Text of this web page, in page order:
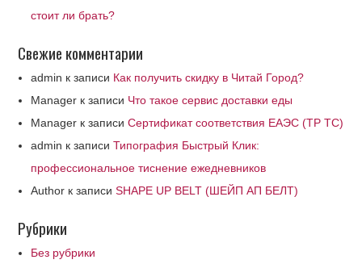
стоит ли брать?
Свежие комментарии
admin к записи Как получить скидку в Читай Город?
Manager к записи Что такое сервис доставки еды
Manager к записиСертификат соответствия ЕАЭС (ТР ТС)
admin к записиТипография Быстрый Клик:
профессиональное тиснение ежедневников
Author к записиSHAPE UP BELT (ШЕЙП АП БЕЛТ)
Рубрики
Без рубрики